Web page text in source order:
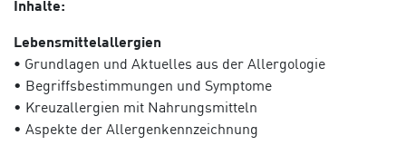
Inhalte:
Lebensmittelallergien
• Grundlagen und Aktuelles aus der Allergologie
• Begriffsbestimmungen und Symptome
• Kreuzallergien mit Nahrungsmitteln
• Aspekte der Allergenkennzeichnung